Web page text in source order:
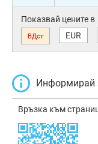
Показвай цените в
ВДст EUR
Информирай
Връзка към